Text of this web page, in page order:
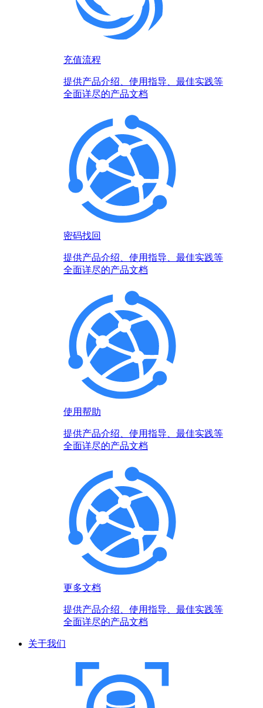
充值流程
提供产品介绍、使用指导、最佳实践等
全面详尽的产品文档
密码找回
提供产品介绍、使用指导、最佳实践等
全面详尽的产品文档
使用帮助
提供产品介绍、使用指导、最佳实践等
全面详尽的产品文档
更多文档
提供产品介绍、使用指导、最佳实践等
全面详尽的产品文档
关于我们